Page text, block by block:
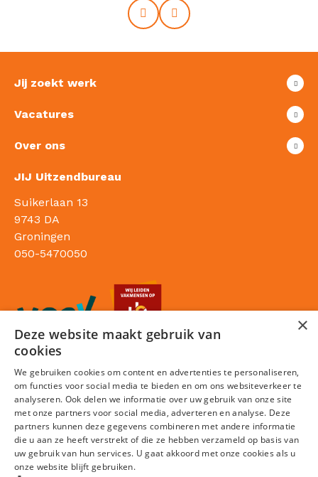
Prev Next
Jij zoekt werk
Vacatures
Over ons
JIJ Uitzendbureau
Suikerlaan 13
9743 DA
Groningen
050-5470050
Sitemap
Privacy statement
×
Deze website maakt gebruik van
cookies
We gebruiken cookies om content en advertenties te personaliseren,
om functies voor social media te bieden en om ons websiteverkeer te
analyseren. Ook delen we informatie over uw gebruik van onze site
met onze partners voor social media, adverteren en analyse. Deze
partners kunnen deze gegevens combineren met andere informatie
die u aan ze heeft verstrekt of die ze hebben verzameld op basis van
uw gebruik van hun services. U gaat akkoord met onze cookies als u
onze website blijft gebruiken.